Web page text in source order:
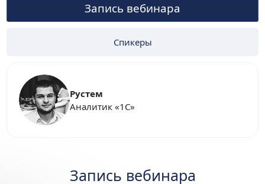
Запись вебинара
Спикеры
Рустем
Аналитик «1С»
Запись вебинара